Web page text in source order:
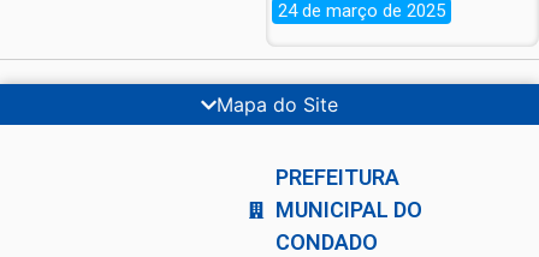
24 de março de 2025
Mapa do Site
PREFEITURA
MUNICIPAL DO
CONDADO